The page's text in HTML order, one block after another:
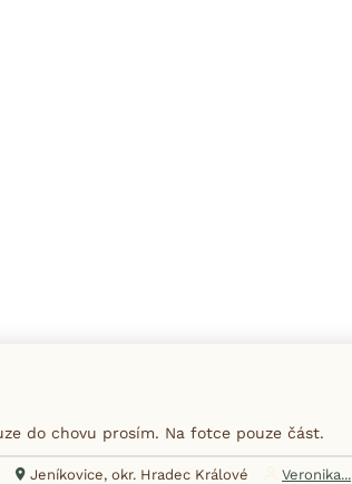
do chovu prosím. Na fotce pouze část.
Jeníkovice, okr. Hradec Králové Veronika...